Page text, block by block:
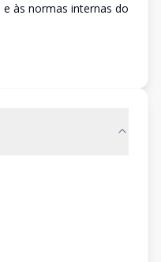
às normas internas do